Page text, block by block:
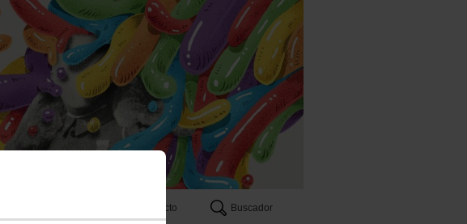
Contacto
Buscador